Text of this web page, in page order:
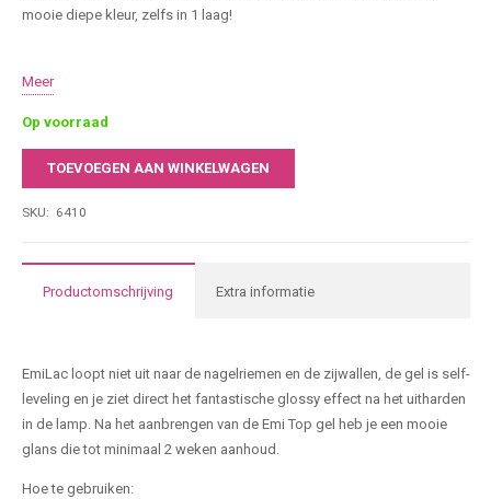
mooie diepe kleur, zelfs in 1 laag!
Producteigenschappen
Meer
Op voorraad
Honey
assortiment)
aantal
TOEVOEGEN AAN WINKELWAGEN
SKU: 6410
Productomschrijving Extra informatie
EmiLac loopt niet uit naar de nagelriemen en de zijwallen, de gel is self-
leveling en je ziet direct het fantastische glossy effect na het uitharden
in de lamp. Na het aanbrengen van de Emi Top gel heb je een mooie
glans die tot minimaal 2 weken aanhoud.
Hoe te gebruiken: